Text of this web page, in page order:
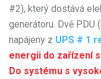
#2), který dostává
generátoru. Dvě
napájeny z UPS # 1
energii do zařízení
Do systému s